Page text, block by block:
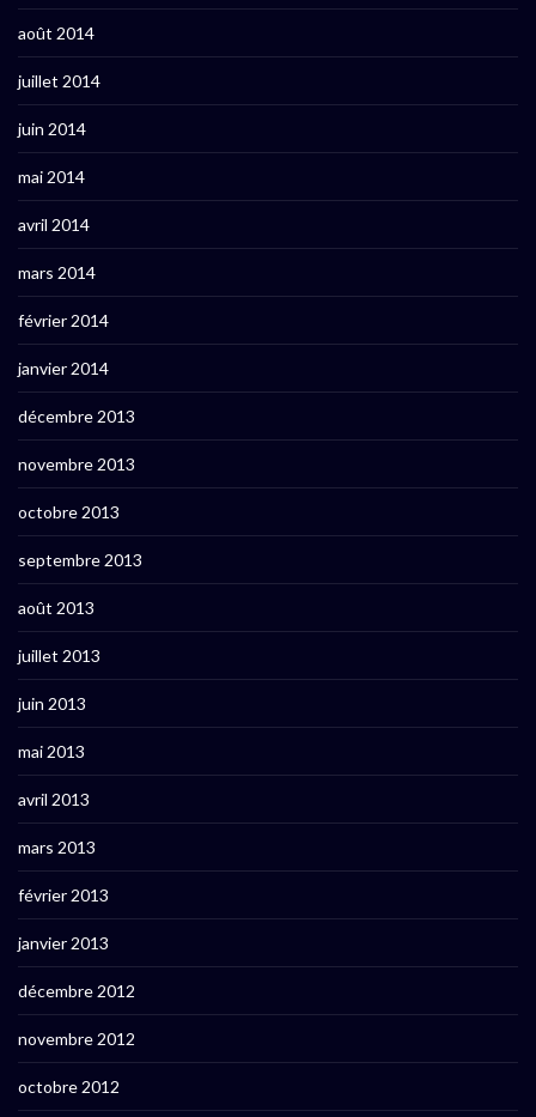
août 2014
juillet 2014
juin 2014
mai 2014
avril 2014
mars 2014
février 2014
janvier 2014
décembre 2013
novembre 2013
octobre 2013
septembre 2013
août 2013
juillet 2013
juin 2013
mai 2013
avril 2013
mars 2013
février 2013
janvier 2013
décembre 2012
novembre 2012
octobre 2012